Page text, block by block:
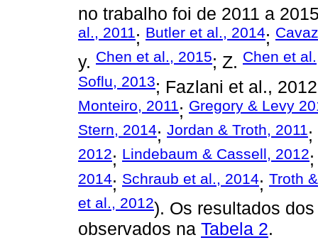
no trabalho foi de 2011 a
al., 2011; Butler et al., 2014;
y. Chen et al., 2015; Z. Chen et
Soflu, 2013; Fazlani et al.,
Monteiro, 2011; Gregory & Levy
Stern, 2014; Jordan & Troth, 2011;
2012; Lindebaum & Cassell, 2012
2014; Schraub et al., 2014; Troth
et al., 2012). Os resultados
observados na Tabela 2.